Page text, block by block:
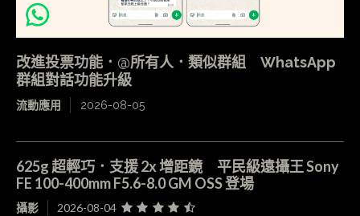
改進投票功能．@所有人．類似群組 WhatsApp
群組對話功能升級
流動應用 2026-08-05
625g 超輕巧．支援 2x 增距鏡 平民級遠攝王 Sony
FE 100-400mm F5.6-8.0 GM OSS 登場
攝影 2026-08-04